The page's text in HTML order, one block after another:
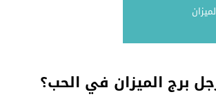
برج الميزان في الحب؟